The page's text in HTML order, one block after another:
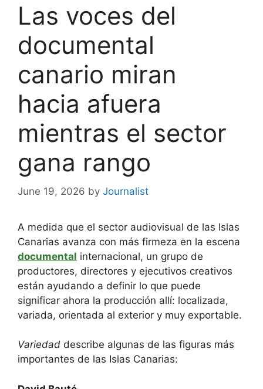
Las voces del
documental
canario miran
hacia afuera
mientras el sector
gana rango
June 19, 2026 by Journalist
A medida que el sector audiovisual de las Islas
Canarias avanza con más firmeza en la escena
documental internacional, un grupo de
productores, directores y ejecutivos creativos
están ayudando a definir lo que puede
significar ahora la producción allí: localizada,
variada, orientada al exterior y muy exportable.
Variedad describe algunas de las figuras más
importantes de las Islas Canarias: